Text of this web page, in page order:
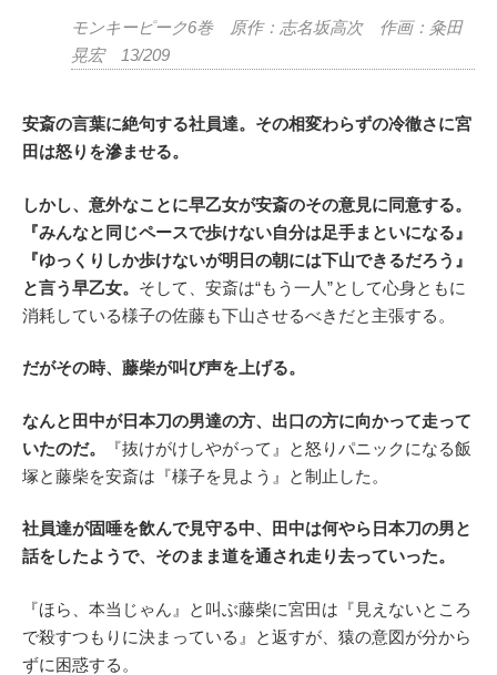
モンキーピーク6巻 原作：志名坂高次 作画：粂田
晃宏 13/209
安斎の言葉に絶句する社員達。その相変わらずの冷徹さに宮
田は怒りを滲ませる。
しかし、意外なことに早乙女が安斎のその意見に同意する。
『みんなと同じペースで歩けない自分は足手まといになる』
『ゆっくりしか歩けないが明日の朝には下山できるだろう』
と言う早乙女。 そして、安斎は“もう一人”として心身ともに
消耗している様子の佐藤も下山させるべきだと主張する。
だがその時、藤柴が叫び声を上げる。
なんと田中が日本刀の男達の方、出口の方に向かって走って
いたのだ。
『抜けがけしやがって』と怒りパニックになる飯
塚と藤柴を安斎は『様子を見よう』と制止した。
社員達が固唾を飲んで見守る中、田中は何やら日本刀の男と
話をしたようで、そのまま道を通され走り去っていった。
『ほら、本当じゃん』と叫ぶ藤柴に宮田は『見えないところ
で殺すつもりに決まっている』と返すが、猿の意図が分から
ずに困惑する。